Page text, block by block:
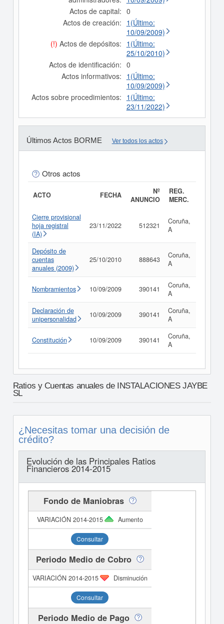
Actos de capital: 0
Actos de creación: 1(Último:
10/09/2009)
(!) Actos de depósitos: 1(Último:
25/10/2010)
Actos de identificación: 0
Actos informativos: 1(Último:
10/09/2009)
Actos sobre procedimientos: 1(Último:
23/11/2022)
Últimos Actos BORME Ver todos los actos
Otros actos
ACTO FECHA
Nº
ANUNCIO
REG.
MERC.
Cierre provisional
hoja registral
(IA)
23/11/2022 512321
Coruña,
A
Depósito de
cuentas
anuales (2009)
25/10/2010 888643
Coruña,
A
Nombramientos 10/09/2009 390141
Coruña,
A
Declaración de
unipersonalidad
10/09/2009 390141
Coruña,
A
Constitución 10/09/2009 390141
Coruña,
A
Ratios y Cuentas anuales de INSTALACIONES JAYBE
SL
¿Necesitas tomar una decisión de
crédito?
Evolución de las Principales Ratios
Financieros 2014-2015
Fondo de Maniobras
Aumento
Consultar
Periodo Medio de Cobro
Disminución
Consultar
Periodo Medio de Pago